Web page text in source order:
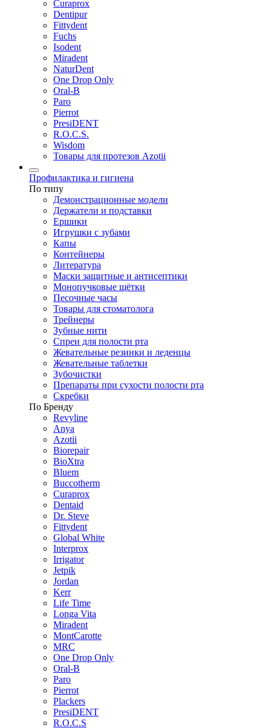
Curaprox
Dentipur
Fittydent
Fuchs
Isodent
Miradent
NaturDent
One Drop Only
Oral-B
Paro
Pierrot
PresiDENT
R.O.C.S.
Wisdom
Товары для протезов Azotii
Профилактика и гигиена
По типу
Демонстрационные модели
Держатели и подставки
Ершики
Игрушки с зубами
Капы
Контейнеры
Литература
Маски защитные и антисептики
Монопучковые щётки
Песочные часы
Товары для стоматолога
Трейнеры
Зубные нити
Спреи для полости рта
Жевательные резинки и леденцы
Жевательные таблетки
Зубочистки
Препараты при сухости полости рта
Скребки
По Бренду
Revyline
Anya
Azotii
Biorepair
BioXtra
Bluem
Buccotherm
Curaprox
Dentaid
Dr. Steve
Fittydent
Global White
Interprox
Irrigator
Jetpik
Jordan
Kerr
Life Time
Longa Vita
Miradent
MontCarotte
MRC
One Drop Only
Oral-B
Paro
Pierrot
Plackers
PresiDENT
R.O.C.S